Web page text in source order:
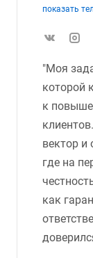
показать
"Моя
которой
к
вектор и
где на
как